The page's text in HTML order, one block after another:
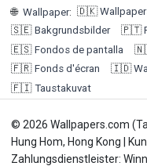
🌐 Wallpaper: 🇩🇰
🇸🇪 Bakgrundsbilder 🇵🇹
🇪🇸 Fondos de pantalla
🇫🇷 Fonds d'écran 🇮🇩
🇫🇮 Taustakuvat
© 2026 Wallpapers.com
Hung Hom, Hong Kong |
Zahlungsdienstleister: